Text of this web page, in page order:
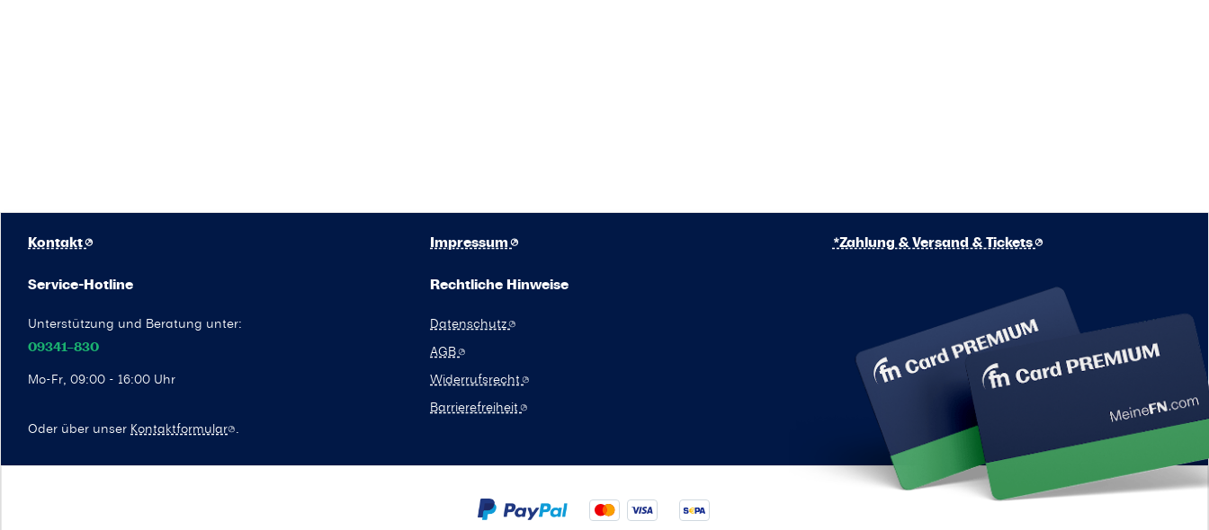
Service-Hotline
Unterstützung und Beratung unter:
09341–830
Mo-Fr, 09:00 - 16:00 Uhr
Oder über unser Kontaktformular .
Kontakt Impressum *Zahlung & Versand & Tickets
Rechtliche Hinweise
Datenschutz
AGB
Widerrufsrecht
Barrierefreiheit